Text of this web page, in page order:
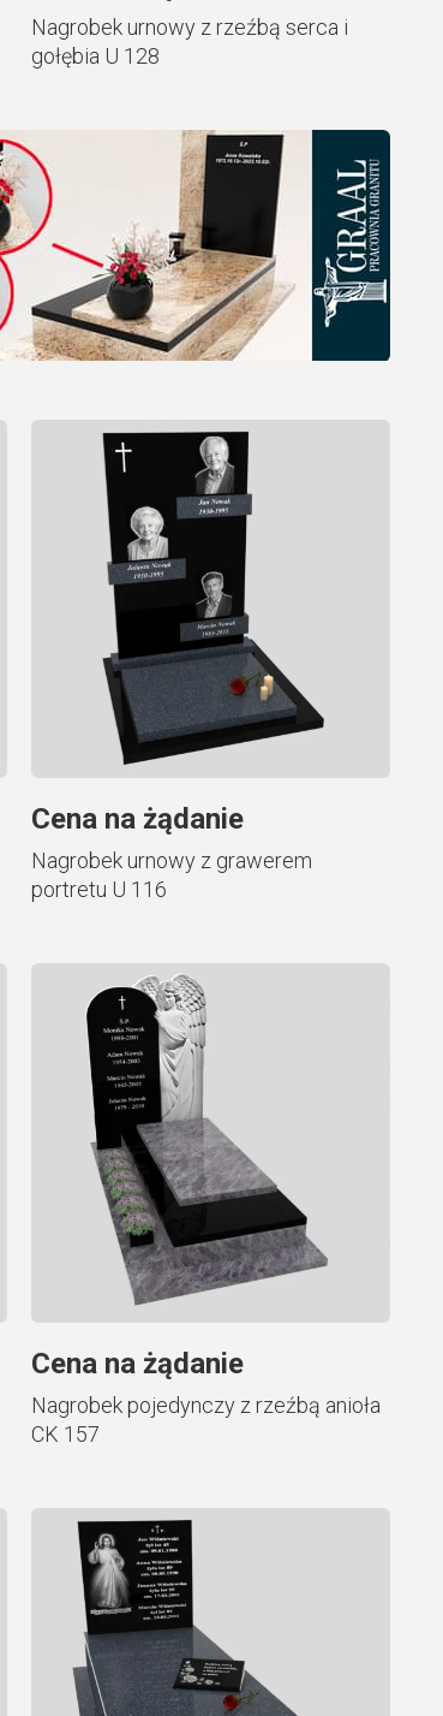
Nagrobek urnowy z rzeźbą serca i
gołębia U 128
Cena na żądanie
Nagrobek urnowy z grawerem
portretu U 116
Cena na żądanie
Nagrobek pojedynczy z rzeźbą anioła
CK 157